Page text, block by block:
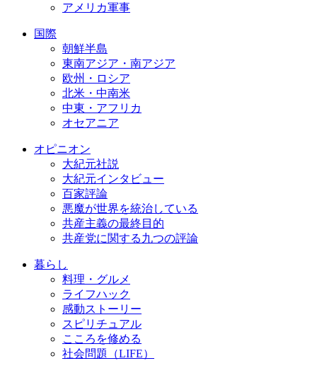
アメリカ軍事
国際
朝鮮半島
東南アジア・南アジア
欧州・ロシア
北米・中南米
中東・アフリカ
オセアニア
オピニオン
大紀元社説
大紀元インタビュー
百家評論
悪魔が世界を統治している
共産主義の最終目的
共産党に関する九つの評論
暮らし
料理・グルメ
ライフハック
感動ストーリー
スピリチュアル
こころを修める
社会問題（LIFE）